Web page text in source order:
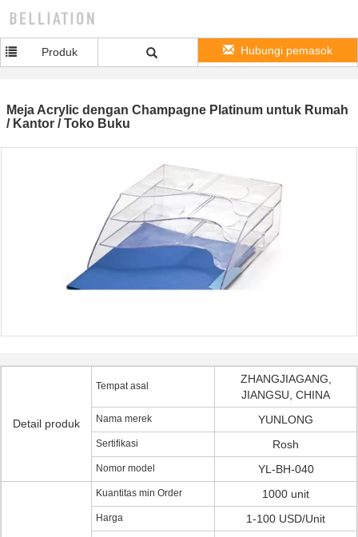
Produk Hubungi pemasok
Meja Acrylic dengan Champagne Platinum untuk Rumah
/ Kantor / Toko Buku
Detail produk
Tempat asal
ZHANGJIAGANG,
JIANGSU, CHINA
Nama merek YUNLONG
Sertifikasi Rosh
Nomor model YL-BH-040
Kuantitas min Order 1000 unit
Harga 1-100 USD/Unit